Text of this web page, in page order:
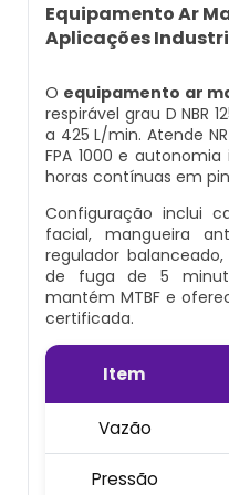
Equipamento
Equipamento
Respiratória
Máscara
Equipamento De
Preço
Respirador
Cilindro Para
Aluguel Cilindro De
Ar Respirável
Cilindro Ar
Cilindro De Ar
Cilindro De Ar
Kit Ar Mandado
Respirador De Ar
Ar Mandado A
Ar Mandado Onde
Ar Mandado Preço
Comprar Ar
Equipamento Ar
Aplicações
O equipamento ar
respirável grau D NBR
a 425 L/min. Atende
FPA 1000 e
horas contínuas em
Configuração inclui
facial, mangueira
regulador
de fuga de 5
mantém MTBF e
certificada.
Item
Vazão
Pressão